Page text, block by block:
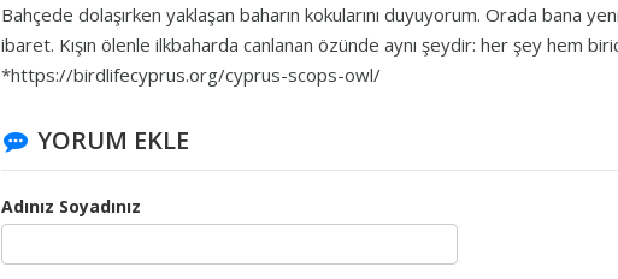
Bahçede dolaşırken yaklaşan baharın kokularını duyuyorum. Orada bana
ibaret. Kışın ölenle ilkbaharda canlanan özünde aynı şeydir: her şey hem
*https://birdlifecyprus.org/cyprus-scops-owl/
YORUM EKLE
Adınız Soyadınız